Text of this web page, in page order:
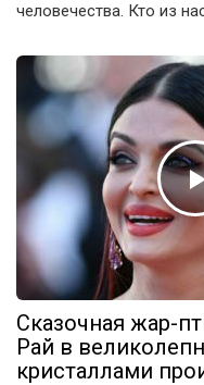
человечества. Кто из
Сказочная жар-
Рай в
кристаллами